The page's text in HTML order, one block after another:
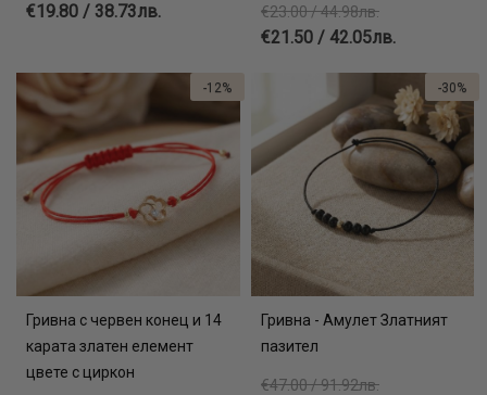
€19.80 / 38.73лв. €23.00 / 44.98лв.
€21.50 / 42.05лв.
Гривна с червен конец и 14
карата златен елемент
цвете с циркон
-12%
Гривна - Амулет Златният
пазител
€47.00 / 91.92лв.
-30%